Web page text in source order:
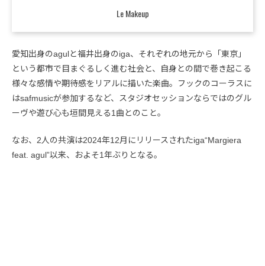
Le Makeup
愛知出身のagulと福井出身のiga、それぞれの地元から「東京」
という都市で目まぐるしく進む社会と、自身との間で巻き起こる
様々な感情や期待感をリアルに描いた楽曲。フックのコーラスに
はsafmusicが参加するなど、スタジオセッションならではのグル
ーヴや遊び心も垣間見える1曲とのこと。
なお、2人の共演は2024年12月にリリースされたiga“Margiera
feat. agul”以来、およそ1年ぶりとなる。